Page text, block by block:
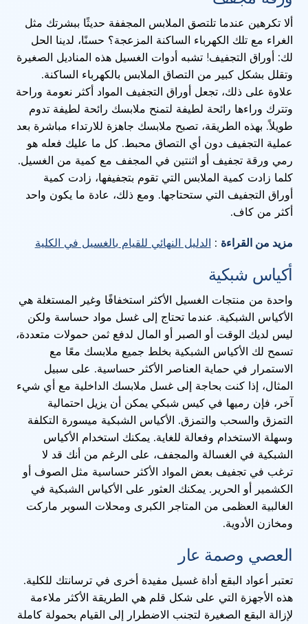
ألا تكرهين عندما تلتصق الملابس المجففة حديثًا ببشرتك مثل
الغراء مع تلك الكهرباء الساكنة المزعجة؟ حسنًا، لدينا الحل
لك: أوراق التجفيف! تشبه أدوات الغسيل هذه المناديل الصغيرة
وتقلل بشكل كبير من التصاق الملابس بالكهرباء الساكنة.
علاوة على ذلك، تجعل أوراق التجفيف المواد أكثر نعومة وراحة
وتترك وراءها رائحة لطيفة لتمنح ملابسك رائحة لطيفة تدوم
طويلاً. بهذه الطريقة، تصبح ملابسك جاهزة للارتداء مباشرة بعد
عملية التجفيف دون أي التصاق محبط. كل ما عليك فعله هو
رمي ورقة تجفيف أو اثنتين في المجفف مع كمية من الغسيل.
كلما زادت كمية الملابس التي تقوم بتجفيفها، زادت كمية
أوراق التجفيف التي ستحتاجها. ومع ذلك، عادة ما يكون واحد
أكثر من كاف.
مزيد من القراءة : الدليل النهائي للقيام بالغسيل في الكلية
أكياس شبكية
واحدة من منتجات الغسيل الأكثر استخفافًا وغير المستغلة هي
الأكياس الشبكية. عندما تحتاج إلى غسل مواد حساسة ولكن
ليس لديك الوقت أو الصبر أو المال لدفع ثمن حمولات متعددة،
تسمح لك الأكياس الشبكية بخلط جميع ملابسك معًا مع
الاستمرار في حماية العناصر الأكثر حساسية. على سبيل
المثال، إذا كنت بحاجة إلى غسل ملابسك الداخلية مع أي شيء
آخر، فإن رميها في كيس شبكي يمكن أن يزيل احتمالية
التمزق والسحب والتمزق. الأكياس الشبكية ميسورة التكلفة
وسهلة الاستخدام وفعالة للغاية. يمكنك استخدام الأكياس
الشبكية في الغسالة والمجفف، على الرغم من أنك قد لا
ترغب في تجفيف بعض المواد الأكثر حساسية مثل الصوف أو
الكشمير أو الحرير. يمكنك العثور على الأكياس الشبكية في
الغالبية العظمى من المتاجر الكبرى ومحلات السوبر ماركت
ومخازن الأدوية.
العصي وصمة عار
تعتبر أعواد البقع أداة غسيل مفيدة أخرى في ترسانتك للكلية.
هذه الأجهزة التي على شكل قلم هي الطريقة الأكثر ملاءمة
لإزالة البقع الصغيرة لتجنب الاضطرار إلى القيام بحمولة كاملة